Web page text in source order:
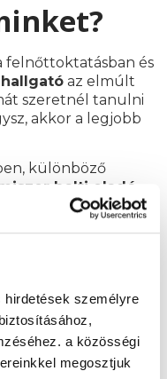
hirdetések személyre
a közösségi
megosztjuk
felnőttoktatásban és
az elmúlt
szeretnél tanulni
akkor a legjobb
különböző
bolti eladó
szerezz piacképes
akár az otthonod
azaz
és
és az
elektronikus úton